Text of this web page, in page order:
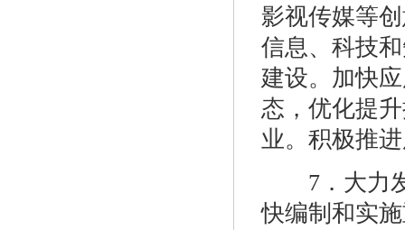
影视传媒等
信息、科技
建设。加快
态，优化提
业。积极推
7．大力发
快编制和实